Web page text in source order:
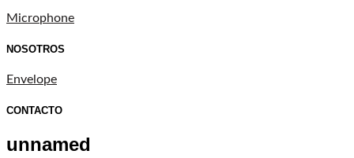
Microphone
NOSOTROS
Envelope
CONTACTO
unnamed